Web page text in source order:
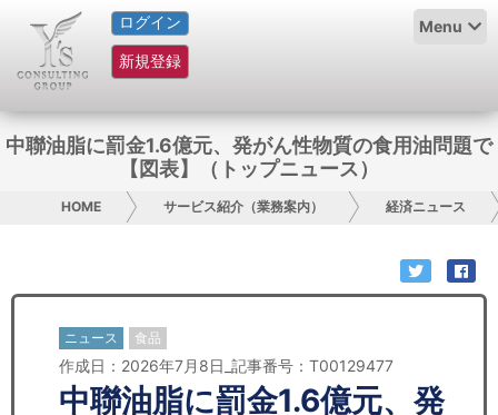
ログイン
新規登録
Menu
HOME
サービス紹介
コラム
グループ概要
お問い合わせ
日本人にPR
コンサルティング
中聯油脂に罰金1.6億元、発がん性物質の食用油問題で
【図表】（トップニュース）
HOME サービス紹介（業務案内） 経済ニュース
ニュース 食品
作成日：2026年7月8日_記事番号：T00129477
中聯油脂に罰金1.6億元、発